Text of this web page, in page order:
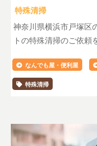
特殊清掃
神奈川県横浜市戸塚区
トの特殊清掃のご依頼
なんでも屋・便利屋
特殊清掃